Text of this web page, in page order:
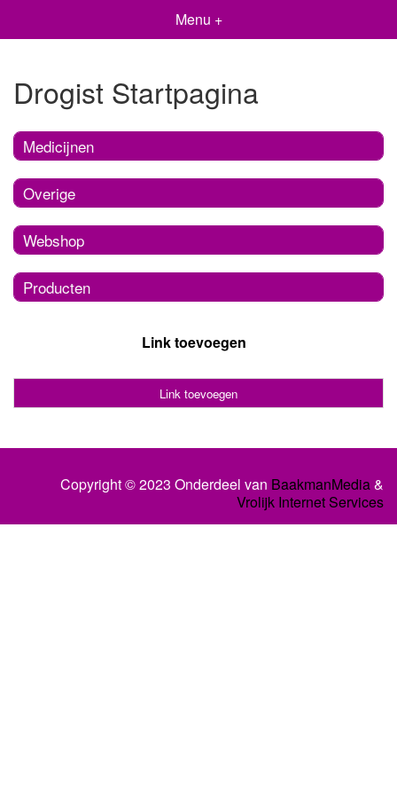
Menu +
Drogist Startpagina
Medicijnen
Overige
Webshop
Producten
Link toevoegen
Link toevoegen
Copyright © 2023 Onderdeel van BaakmanMedia&
Vrolijk Internet Services